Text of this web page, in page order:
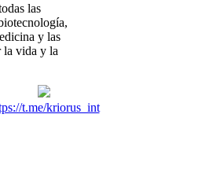
las
y las
la vida y la
t.me/kriorus_int